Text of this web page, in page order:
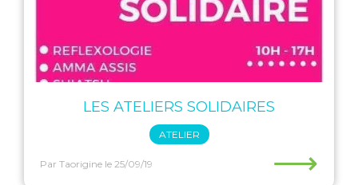
LES ATELIERS SOLIDAIRES
ATELIER
Par Taorigine le 25/09/19 ⟶